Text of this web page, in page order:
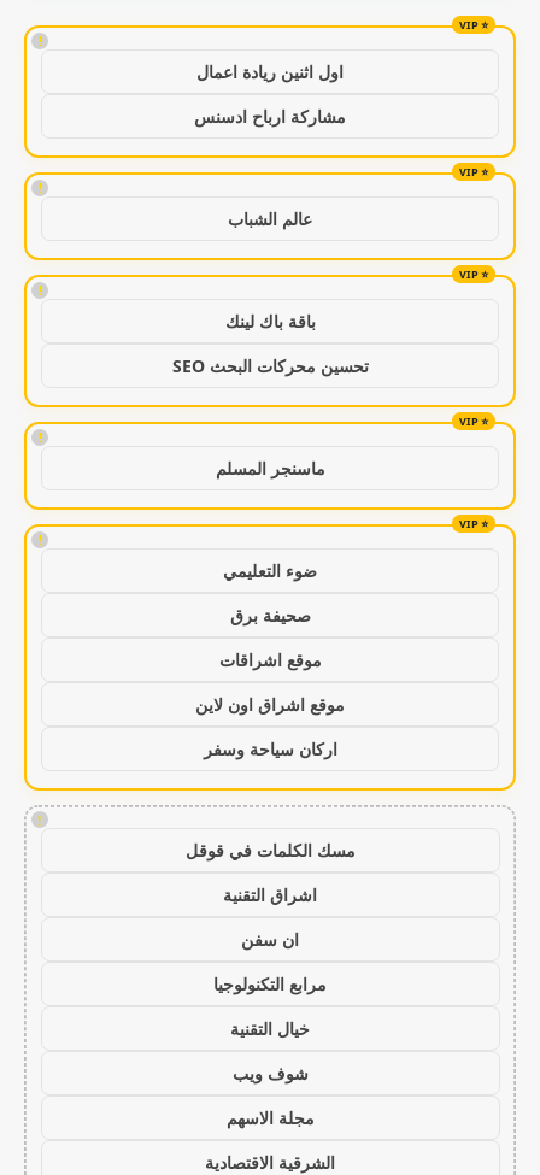
!
اول اثنين ريادة اعمال
مشاركة ارباح ادسنس
!
عالم الشباب
!
باقة باك لينك
تحسين محركات البحث SEO
!
ماسنجر المسلم
!
ضوء التعليمي
صحيفة برق
موقع اشراقات
موقع اشراق اون لاين
اركان سياحة وسفر
!
مسك الكلمات في قوقل
اشراق التقنية
ان سفن
مرابع التكنولوجيا
خيال التقنية
شوف ويب
مجلة الاسهم
الشرقية الاقتصادية